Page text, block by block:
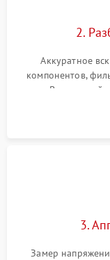
2.
Аккуратное
компонентов,
пыли. Визуальный
материнской
3.
Замер